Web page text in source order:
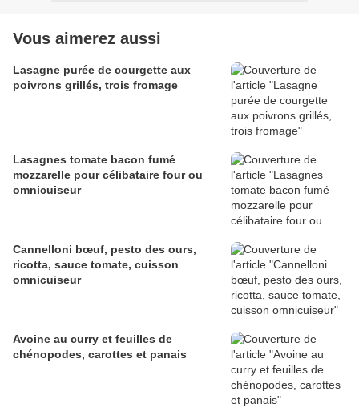
Vous aimerez aussi
Lasagne purée de courgette aux
poivrons grillés, trois fromage
Lasagnes tomate bacon fumé
mozzarelle pour célibataire four ou
omnicuiseur
Cannelloni bœuf, pesto des ours,
ricotta, sauce tomate, cuisson
omnicuiseur
Avoine au curry et feuilles de
chénopodes, carottes et panais